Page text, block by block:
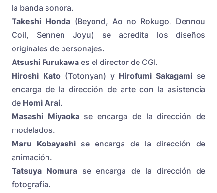
la banda sonora.
Takeshi Honda (Beyond, Ao no Rokugo, Dennou
Coil, Sennen Joyu) se acredita los diseños
originales de personajes.
Atsushi Furukawa es el director de CGI.
Hiroshi Kato (Totonyan) y Hirofumi Sakagami se
encarga de la dirección de arte con la asistencia
de Homi Arai.
Masashi Miyaokase encarga de la dirección de
modelados.
Maru Kobayashi se encarga de la dirección de
animación.
Tatsuya Nomura se encarga de la dirección de
fotografía.